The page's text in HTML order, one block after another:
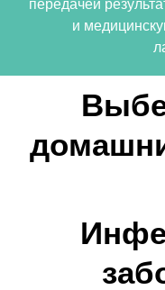
передачей
и